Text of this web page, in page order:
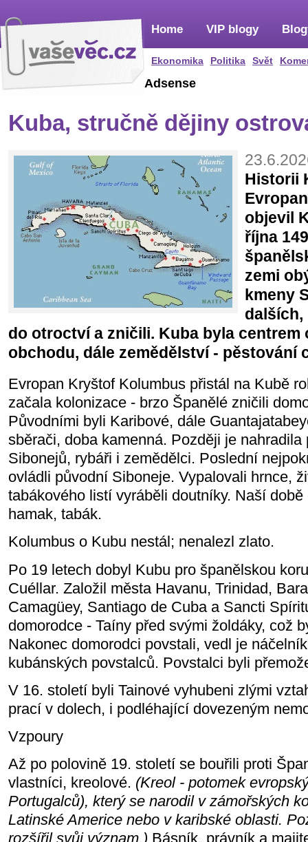
Home
Ekonomika Politika Svět
VIP blogy
Adsense
Kuba, stručně dějiny
Historii
objevil
října
zemi
kmeny
dalších,
do otroctví a zničili. Kuba byla centrem
obchodu, dále zemědělství - pěstování
Evropan Kryštof Kolumbus přistál na Kubě
začala kolonizace - brzo Španělé zničili
Původními byli Karibové, dále
sběrači, doba kamenná. Později je
Sibonejů, rybáři i zemědělci. Poslední
ovládli původní Siboneje. Vypalovali hrnce,
tabákového listí vyráběli doutníky. Naší
hamak, tabák.
Kolumbus o Kubu nestál; nenalezl zlato.
Po 19 letech dobyl Kubu pro španělskou
Cuéllar. Založil města Havanu, Trinidad,
Camagüey, Santiago de Cuba a Sancti
domorodce - Taíny před svými žoldáky, což
Nakonec domorodci povstali, vedl je
kubánských povstalců. Povstalci byli
V 16. století byli Tainové vyhubeni zlými
prací v dolech, i podléhající dovezeným
Vzpoury
Až po polovině 19. století se bouřili proti
vlastníci, kreolové. (Kreol - potomek
Portugalců), který se narodil v zámořských
Latinské Americe nebo v karibské oblasti.
rozšířil svůj význam.) Básník, právník a